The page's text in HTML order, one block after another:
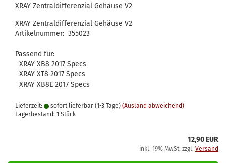
XRAY Zentraldifferenzial Gehäuse V2
XRAY Zentraldifferenzial Gehäuse V2
Artikelnummer: 355023
Passend für:
XRAY XB8 2017 Specs
XRAY XT8 2017 Specs
XRAY XB8E 2017 Specs
Lieferzeit: sofort lieferbar (1-3 Tage) (Ausland abweichend)
Lagerbestand: 1 Stück
12,90 EUR
inkl. 19% MwSt. zzgl. Versand